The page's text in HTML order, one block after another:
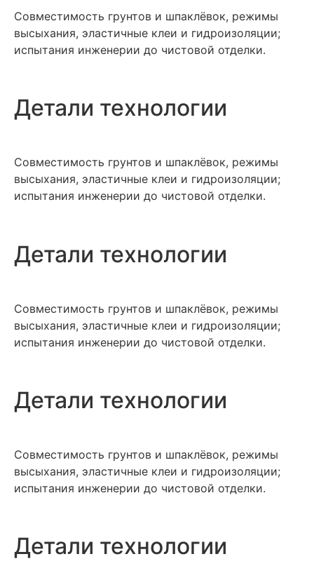
Совместимость грунтов и шпаклёвок, режимы
высыхания, эластичные клеи и гидроизоляции;
испытания инженерии до чистовой отделки.
Детали технологии
Совместимость грунтов и шпаклёвок, режимы
высыхания, эластичные клеи и гидроизоляции;
испытания инженерии до чистовой отделки.
Детали технологии
Совместимость грунтов и шпаклёвок, режимы
высыхания, эластичные клеи и гидроизоляции;
испытания инженерии до чистовой отделки.
Детали технологии
Совместимость грунтов и шпаклёвок, режимы
высыхания, эластичные клеи и гидроизоляции;
испытания инженерии до чистовой отделки.
Детали технологии